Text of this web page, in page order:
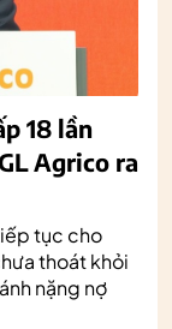
18 lần
Agrico ra
tục cho
thoát khỏi
nặng nợ